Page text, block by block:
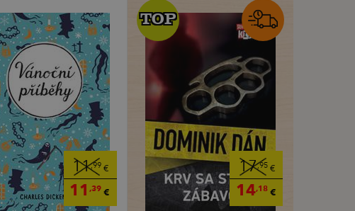
11,99 €
11 ,39 €
17,95€
14,18€
TOP
TOP